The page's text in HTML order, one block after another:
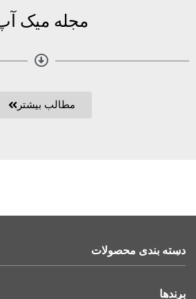
مجله میک
مطالب بیشتر
دسته بندی محصولات
برندها